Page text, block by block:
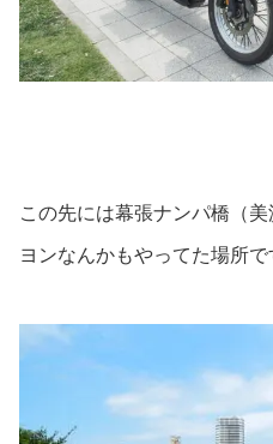
この先には幕張ナンパ橋（
ヨンなんかもやってた場所で